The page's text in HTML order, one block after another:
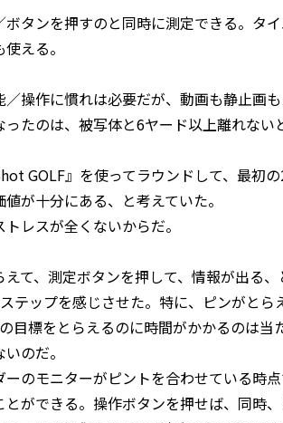
ボタンを押すのと同時に測定できる。タ
える。
／操作に慣れは必要だが、動画も静止画
ったのは、被写体と6ヤード以上離れない
GOLF』を使ってラウンドして、最初
が十分にある、と考えていた。
レスが全くないからだ。
えて、測定ボタンを押して、情報が出る
テップを感じさせた。特に、ピンがと
目標をとらえるのに時間がかかるのは
のだ。
ーのモニターがピントを合わせている時
とができる。操作ボタンを押せば、同時